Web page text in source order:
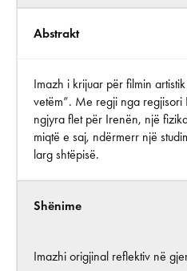
Abstrakt
Imazh i krijuar për filmin
vetëm”. Me regji nga
ngjyra flet për Irenën, një
miqtë e saj, ndërmerr një
larg shtëpisë.
Shënime
Imazhi origjinal reflektiv në